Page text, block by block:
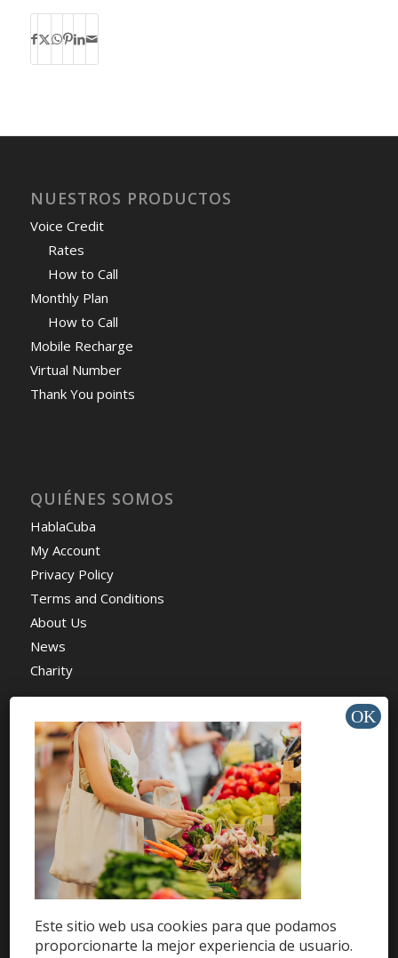
NUESTROS PRODUCTOS
Voice Credit
Rates
How to Call
Monthly Plan
How to Call
Mobile Recharge
Virtual Number
Thank You points
QUIÉNES SOMOS
HablaCuba
My Account
Privacy Policy
Terms and Conditions
About Us
News
Charity
AYUDA Y SOPORTE
Help Center
Support
Tutorials
Get Offers »
Este sitio web usa cookies para que podamos
proporcionarte la mejor experiencia de usuario.